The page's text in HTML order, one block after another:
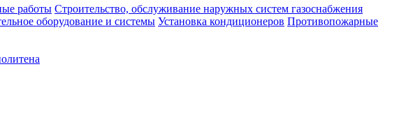
работы Строительство, обслуживание наружных систем газоснабжения
оборудование и системы Установка кондиционеров Противопожарные